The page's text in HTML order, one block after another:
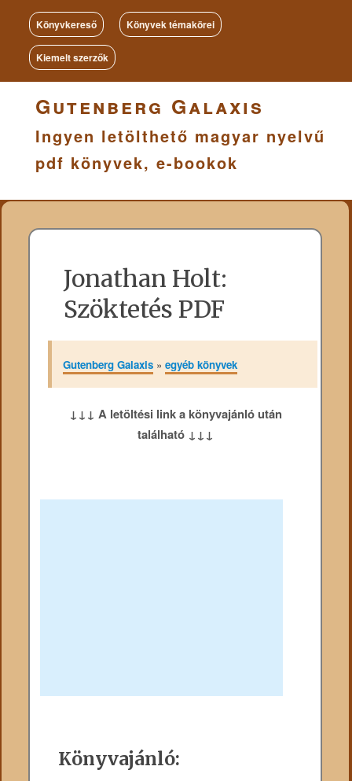
Könyvkereső Könyvek témakörei
Kiemelt szerzők
Gutenberg Galaxis
Ingyen letölthető magyar nyelvű
pdf könyvek, e-bookok
Jonathan Holt:
Szöktetés PDF
Gutenberg Galaxis» egyéb könyvek
↓↓↓ A letöltési link a könyvajánló után
található ↓↓↓
Könyvajánló: